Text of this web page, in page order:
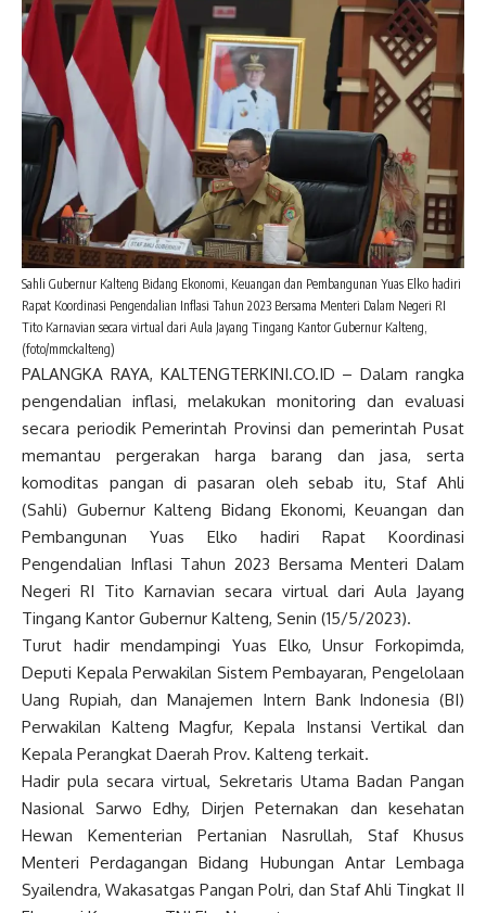
Sahli Gubernur Kalteng Bidang Ekonomi, Keuangan dan Pembangunan Yuas Elko hadiri
Rapat Koordinasi Pengendalian Inflasi Tahun 2023 Bersama Menteri Dalam Negeri RI
Tito Karnavian secara virtual dari Aula Jayang Tingang Kantor Gubernur Kalteng,
(foto/mmckalteng)
PALANGKA RAYA, KALTENGTERKINI.CO.ID – Dalam rangka
pengendalian inflasi, melakukan monitoring dan evaluasi
secara periodik Pemerintah Provinsi dan pemerintah Pusat
memantau pergerakan harga barang dan jasa, serta
komoditas pangan di pasaran oleh sebab itu, Staf Ahli
(Sahli) Gubernur Kalteng Bidang Ekonomi, Keuangan dan
Pembangunan Yuas Elko hadiri Rapat Koordinasi
Pengendalian Inflasi Tahun 2023 Bersama Menteri Dalam
Negeri RI Tito Karnavian secara virtual dari Aula Jayang
Tingang Kantor Gubernur Kalteng, Senin (15/5/2023).
Turut hadir mendampingi Yuas Elko, Unsur Forkopimda,
Deputi Kepala Perwakilan Sistem Pembayaran, Pengelolaan
Uang Rupiah, dan Manajemen Intern Bank Indonesia (BI)
Perwakilan Kalteng Magfur, Kepala Instansi Vertikal dan
Kepala Perangkat Daerah Prov. Kalteng terkait.
Hadir pula secara virtual, Sekretaris Utama Badan Pangan
Nasional Sarwo Edhy, Dirjen Peternakan dan kesehatan
Hewan Kementerian Pertanian Nasrullah, Staf Khusus
Menteri Perdagangan Bidang Hubungan Antar Lembaga
Syailendra, Wakasatgas Pangan Polri, dan Staf Ahli Tingkat II